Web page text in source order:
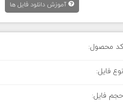
آموزش دانلود فایل ها
کد محصول:
نوع فایل:
حجم فایل: